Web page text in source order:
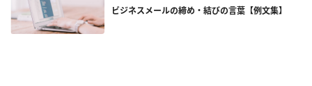
ビジネスメールの締め・結びの言葉【例文集】